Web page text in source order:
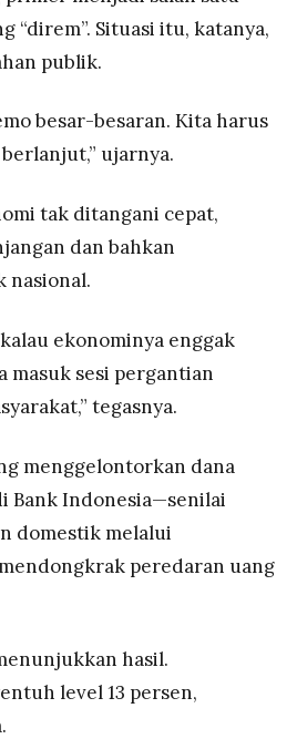
“direm”. Situasi itu, katanya,
publik.
besar-besaran. Kita harus
ujarnya.
tak ditangani cepat,
dan bahkan
nasional.
ekonominya enggak
masuk sesi pergantian
tegasnya.
menggelontorkan dana
Bank Indonesia—senilai
domestik melalui
peredaran uang
hasil.
level 13 persen,